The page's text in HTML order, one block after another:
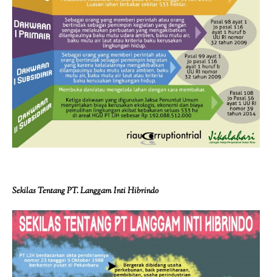
Sekilas Tentang PT. Langgam Inti Hibrindo